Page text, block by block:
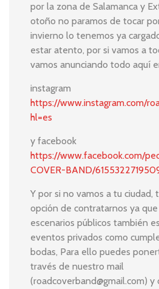
por la zona de Salamanca y
otoño no paramos de tocar
invierno lo tenemos ya
estar atento, por si vamos a
vamos anunciando todo aquí
instagram
https://www.instagram.com/
hl=es
y facebook
https://www.facebook.com/
COVER-BAND/
Y por si no vamos a tu ciudad,
opción de contratarnos ya
escenarios públicos también
eventos privados como
bodas, Para ello puedes
través de nuestro mail
(roadcoverband@gmail.com) y